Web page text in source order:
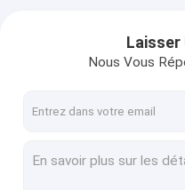
Laisser
Nous Vous